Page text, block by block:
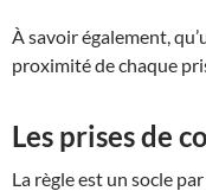
À savoir également,
proximité de chaque
Les prises de
La règle est un socle